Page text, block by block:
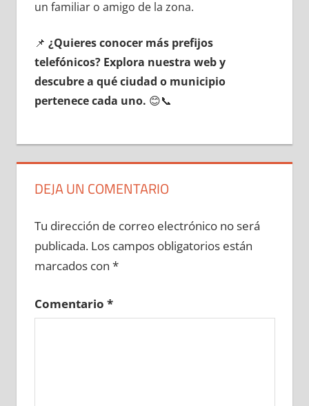
un familiar ο amigo dе la zona.
📌 ¿Quieres conocer mа́s prefijos
telefónicos? Explora nuestra web у
descubre а qué ciudad ο municipio
pertenece cada uno. 😊📞
DEJA UN COMENTARIO
Tu dirección de correo electrónico no será
publicada. Los campos obligatorios están
marcados con *
Comentario *